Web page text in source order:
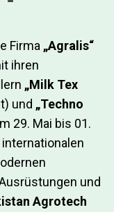
Firma „Agralis“
ihren
„Milk Tex
und „Techno
29. Mai bis 01.
und
Agrotech